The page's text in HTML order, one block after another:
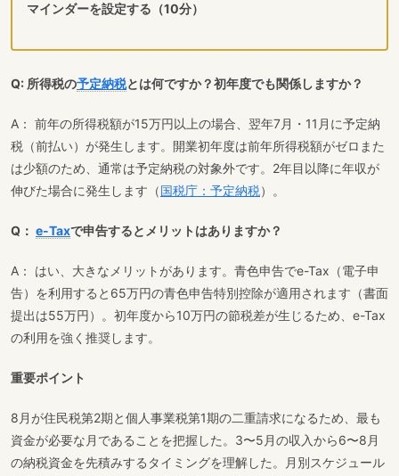
マインダーを設定する（10分）
Q: 所得税の予定納税とは何ですか？初年度でも関係しますか？
A： 前年の所得税額が15万円以上の場合、翌年7月・11月に予定納
税（前払い）が発生します。開業初年度は前年所得税額がゼロまた
は少額のため、通常は予定納税の対象外です。2年目以降に年収が
伸びた場合に発生します（国税庁：予定納税）。
Q： e-Taxで申告するとメリットはありますか？
A： はい、大きなメリットがあります。青色申告でe-Tax（電子申
告）を利用すると65万円の青色申告特別控除が適用されます（書面
提出は55万円）。初年度から10万円の節税差が生じるため、e-Tax
の利用を強く推奨します。
重要ポイント
8月が住民税第2期と個人事業税第1期の二重請求になるため、最も
資金が必要な月であることを把握した。3〜5月の収入から6〜8月
の納税資金を先積みするタイミングを理解した。月別スケジュール